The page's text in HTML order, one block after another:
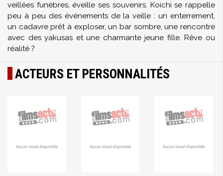
veillées funèbres, éveille ses souvenirs. Koichi se rappelle
peu à peu des événements de la veille : un enterrement,
un cadavre prêt à exploser, un bar sombre, une rencontre
avec des yakusas et une charmante jeune fille. Rêve ou
réalité ?
ACTEURS ET PERSONNALITÉS